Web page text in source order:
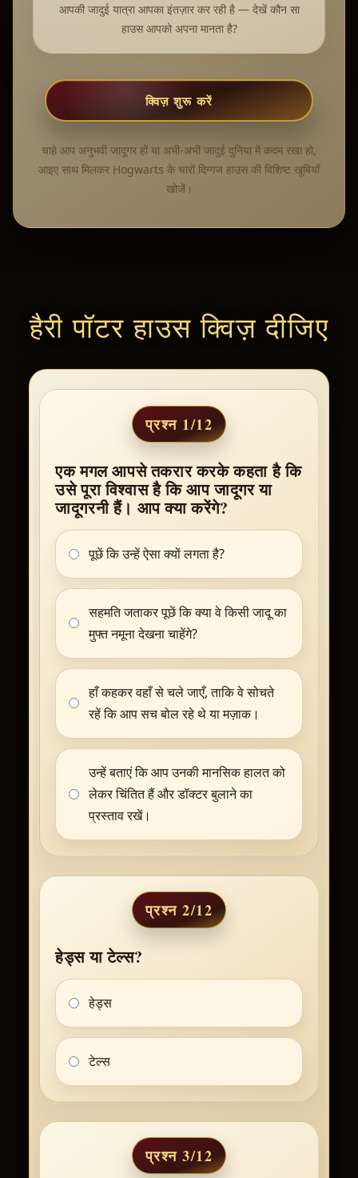
आपकी जादुई यात्रा आपका इंतज़ार कर रही है — देखें कौन सा
हाउस आपको अपना मानता है?
क्विज़ शुरू करें
चाहे आप अनुभवी जादूगर हों या अभी-अभी जादुई दुनिया में कदम रखा हो,
आइए साथ मिलकर Hogwarts के चारों दिग्गज हाउस की विशिष्ट खूबियाँ
खोजें।
हैरी पॉटर हाउस क्विज़ दीजिए
प्रश्न 1/12
एक मगल आपसे तकरार करके कहता है कि
उसे पूरा विश्वास है कि आप जादूगर या
जादूगरनी हैं। आप क्या करेंगे?
पूछें कि उन्हें ऐसा क्यों लगता है?
सहमति जताकर पूछें कि क्या वे किसी जादू का
मुफ्त नमूना देखना चाहेंगे?
हाँ कहकर वहाँ से चले जाएँ, ताकि वे सोचते
रहें कि आप सच बोल रहे थे या मज़ाक।
उन्हें बताएं कि आप उनकी मानसिक हालत को
लेकर चिंतित हैं और डॉक्टर बुलाने का
प्रस्ताव रखें।
प्रश्न 2/12
हेड्स या टेल्स?
हेड्स
टेल्स
प्रश्न 3/12